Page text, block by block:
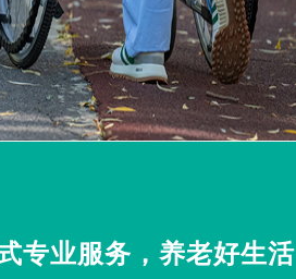
专业服务，养老好生活